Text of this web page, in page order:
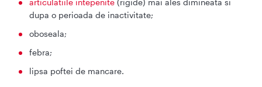
dupa o perioada de inactivitate;
oboseala;
febra;
lipsa poftei de mancare.